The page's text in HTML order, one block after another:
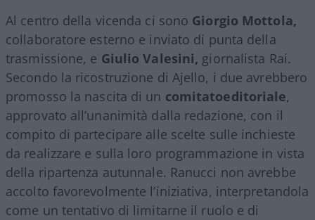
Al centro della vicenda ci sono Giorgio Mottola,
collaboratore esterno e inviato di punta della
trasmissione, e Giulio Valesini, giornalista Rai.
Secondo la ricostruzione di Ajello, i due avrebbero
promosso la nascita di un comitatoeditoriale,
approvato all’unanimità dalla redazione, con il
compito di partecipare alle scelte sulle inchieste
da realizzare e sulla loro programmazione in vista
della ripartenza autunnale. Ranucci non avrebbe
accolto favorevolmente l’iniziativa, interpretandola
come un tentativo di limitarne il ruolo e di